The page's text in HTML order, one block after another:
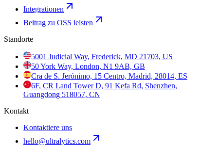
Integrationen
Beitrag zu OSS leisten
Standorte
5001 Judicial Way, Frederick, MD 21703, US
50 York Way, London, N1 9AB, GB
Cra de S. Jerónimo, 15 Centro, Madrid, 28014, ES
6F, CR Land Tower D, 91 Kefa Rd, Shenzhen,
Guangdong 518057, CN
Kontakt
Kontaktiere uns
hello@ultralytics.com